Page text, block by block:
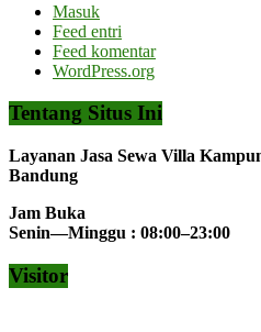
Masuk
Feed entri
Feed komentar
WordPress.org
Tentang Situs Ini
Layanan Jasa Sewa Villa
Bandung
Jam Buka
Senin—Minggu : 08:00–23:00
Visitor